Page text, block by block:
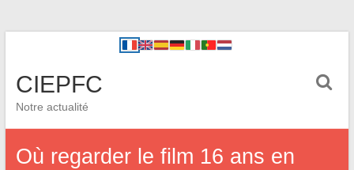
CIEPFC
Notre actualité
Où regarder le film 16 ans en